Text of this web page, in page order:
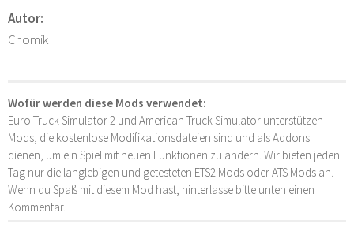
Autor:
Chomik
Wofür werden diese Mods verwendet:
Euro Truck Simulator 2 und American Truck Simulator unterstützen
Mods, die kostenlose Modifikationsdateien sind und als Addons
dienen, um ein Spiel mit neuen Funktionen zu ändern. Wir bieten jeden
Tag nur die langlebigen und getesteten ETS2 Mods oder ATS Mods an.
Wenn du Spaß mit diesem Mod hast, hinterlasse bitte unten einen
Kommentar.